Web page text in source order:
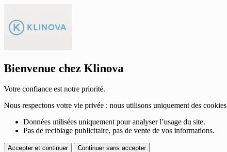
Bienvenue chez Klinova
Votre confiance est notre priorité.
Nous respectons votre vie privée : nous utilisons uniquement des
Données utilisées uniquement pour analyser l’usage du site.
Pas de reciblage publicitaire, pas de vente de vos informations.
Accepter et continuer Continuer sans accepter